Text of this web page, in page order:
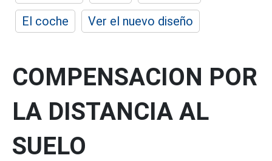
El coche
Ver el nuevo diseño
COMPENSACION POR
LA DISTANCIA AL
SUELO